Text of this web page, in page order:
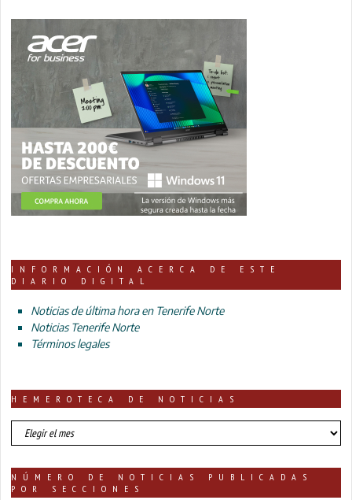
INFORMACIÓN ACERCA DE ESTE
DIARIO DIGITAL
Noticias de última hora en Tenerife Norte
Noticias Tenerife Norte
Términos legales
HEMEROTECA DE NOTICIAS
HEMEROTECA
DE
NÚMERO DE NOTICIAS PUBLICADAS
POR SECCIONES